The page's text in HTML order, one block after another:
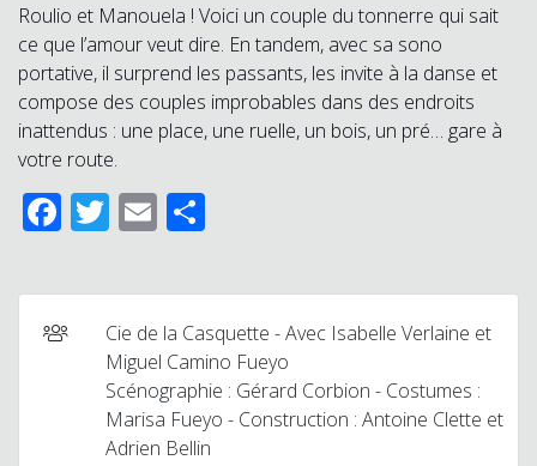
Roulio et Manouela ! Voici un couple du tonnerre qui sait
ce que l’amour veut dire. En tandem, avec sa sono
portative, il surprend les passants, les invite à la danse et
compose des couples improbables dans des endroits
inattendus : une place, une ruelle, un bois, un pré… gare à
votre route.
Facebook
Twitter
Email
Cie de la Casquette - Avec Isabelle Verlaine et
Miguel Camino Fueyo
Scénographie : Gérard Corbion - Costumes :
Marisa Fueyo - Construction : Antoine Clette et
Adrien Bellin